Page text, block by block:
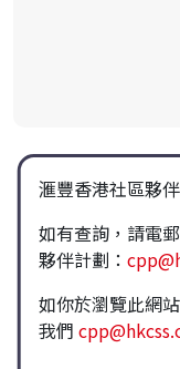
滙豐香港社區夥
如有查詢，請電
夥伴計劃：
如你於瀏覽此網
我們